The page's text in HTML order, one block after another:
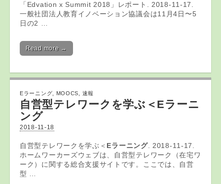
「Edvation x Summit 2018」レポート. 2018-11-17.
一般社団法人教育イノベーション協議会は11月4日〜5
日の2 …
Read more →
Eラーニング MOOCS 速報
自営型テレワークを学ぶ＜ Eラーニ
ング
2018-11-18
自営型テレワークを学ぶ＜ Eラーニング. 2018-11-17.
ホームワーカーズウェブは、自営型テレワーク（在宅ワ
ーク）に関する総合支援サイトです。ここでは、自営
型 …